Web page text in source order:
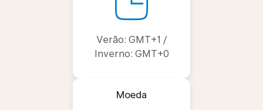
Verão: GMT+1 /
Inverno: GMT+0
Moeda